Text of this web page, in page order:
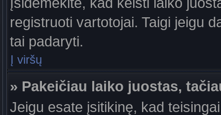
registruoti vartotojai. Taigi jeigu
tai padaryti.
Į viršų
» Pakeičiau laiko juostas,
Jeigu esate įsitikinę, kad